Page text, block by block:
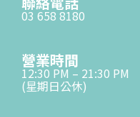
03 658 8180
營業時間
12:30 PM – 21:30 PM
(星期日公休)